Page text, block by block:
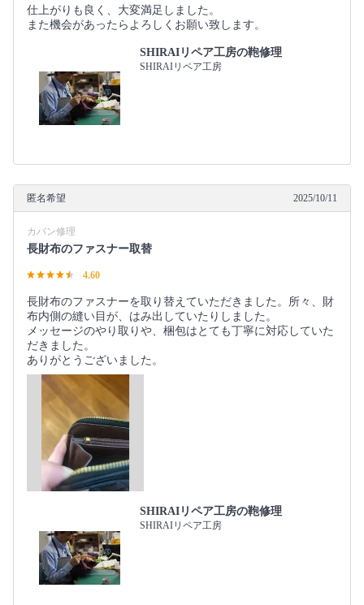
仕上がりも良く、大変満足しました。
また機会があったらよろしくお願い致します。
SHIRAIリペア工房の鞄修理
SHIRAIリペア工房
匿名希望 2025/10/11
カバン修理
長財布のファスナー取替
4.60
長財布のファスナーを取り替えていただきました。所々、財
布内側の縫い目が、はみ出していたりしました。
メッセージのやり取りや、梱包はとても丁寧に対応していた
だきました。
ありがとうございました。
SHIRAIリペア工房の鞄修理
SHIRAIリペア工房